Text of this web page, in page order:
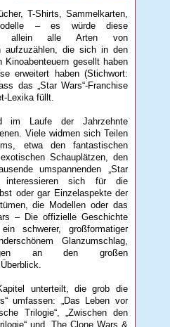
T-Shirts, Sammelkarten,
– es würde diese
allein alle Arten von
aufzuzählen, die sich in den
Kinoabenteuern gesellt haben
erweitert haben (Stichwort:
das „Star Wars“-Franchise
Lexika füllt.
im Laufe der Jahrzehnte
Viele widmen sich Teilen
etwa den fantastischen
Schauplätzen, den
umspannenden „Star
interessieren sich für die
oder gar Einzelaspekte der
die Modellen oder das
– Die offizielle Geschichte
schwerer, großformatiger
Glanzumschlag,
an den großen
unterteilt, die grob die
umfassen: „Das Leben vor
Trilogie“, „Zwischen den
und „The Clone Wars &